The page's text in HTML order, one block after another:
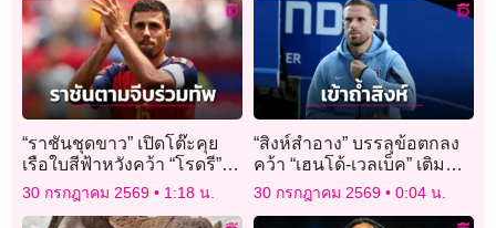
“ราชันชุดขาว” เปิดโต๊ะคุย
เรือใบสีฟ้าหวังคว้า “โรดรี”
ร่วมทัพ
30 กรกฎาคม 2569 1:18 น.
“สิงห์สำอาง” บรรลุข้อตกลง
คว้า “เฮนโด้-เวลเบ็ค” เติม
ความเก๋า
30 กรกฎาคม 2569 0:04 น.